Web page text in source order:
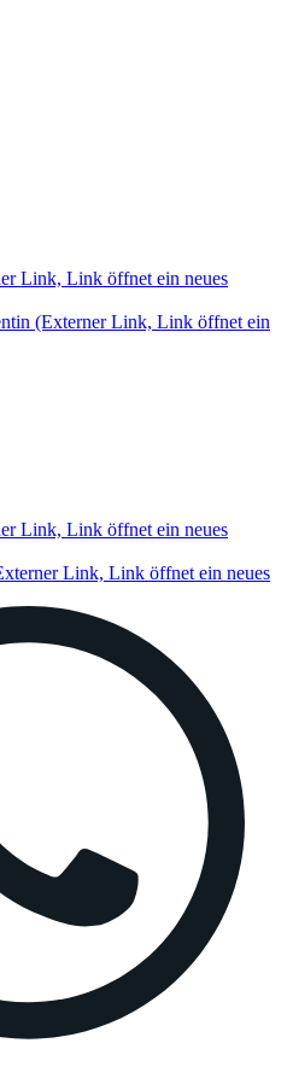
Link, Link öffnet ein neues
(Externer Link, Link öffnet ein
Link, Link öffnet ein neues
Link, Link öffnet ein neues